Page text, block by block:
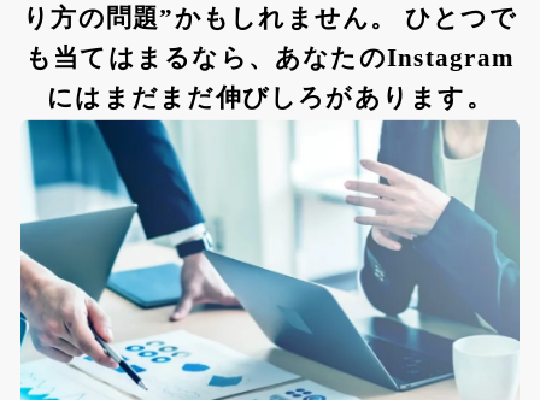
り方の問題”かもしれません。 ひとつで
も当てはまるなら、あなたのInstagram
にはまだまだ伸びしろがあります。